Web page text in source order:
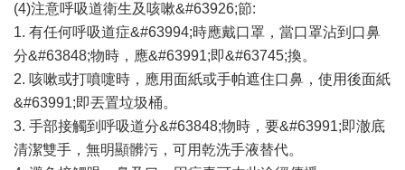
(4)注意呼吸道衛生及咳嗽&#63926;節:
1. 有任何呼吸道症&#63994;時應戴口罩，當口罩沾到口鼻
分&#63848;物時，應&#63991;即&#63745;換。
2. 咳嗽或打噴嚏時，應用面紙或手帕遮住口鼻，使用後面紙
&#63991;即丟置垃圾桶。
3. 手部接觸到呼吸道分&#63848;物時，要&#63991;即澈底
清潔雙手，無明顯髒污，可用乾洗手液替代。